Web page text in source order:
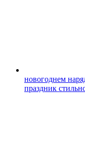
новогоднем
праздник